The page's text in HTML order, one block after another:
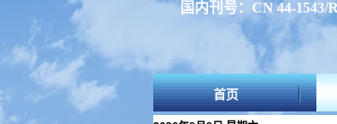
国内刊号：CN 44-1543/
首页